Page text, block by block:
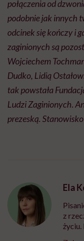
połączenia od
podobnie jak innych
odcinek się kończy i
zaginionych są
Wojciechem
Dudko, Lidią
tak powstała
Ludzi Zaginionych.
prezeską.
Ela
z